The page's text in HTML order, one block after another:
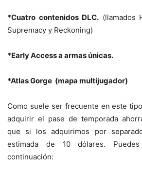
*Cuatro contenidos DLC. (llamados
Supremacy y Reckoning)
*Early Access a armas únicas.
*Atlas Gorge (mapa multijugador)
Como suele ser frecuente en este
adquirir el pase de temporada
que si los adquirimos por
estimada de 10 dólares.
continuación: